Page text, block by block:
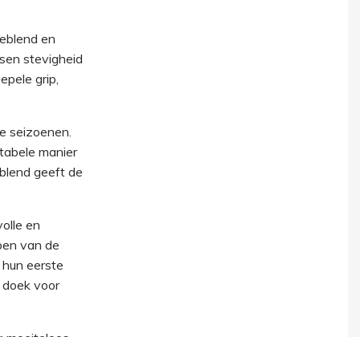
en
stevigheid
grip,
seizoenen.
manier
geeft de
en
van de
eerste
voor